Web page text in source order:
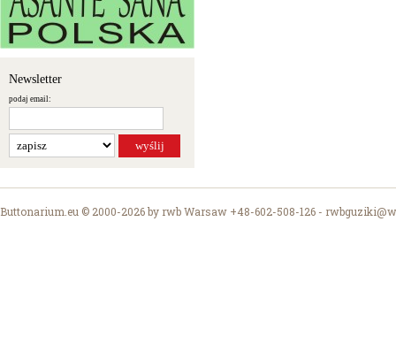
Newsletter
podaj email:
Buttonarium.eu © 2000-2026 by rwb Warsaw +48-602-508-126 -